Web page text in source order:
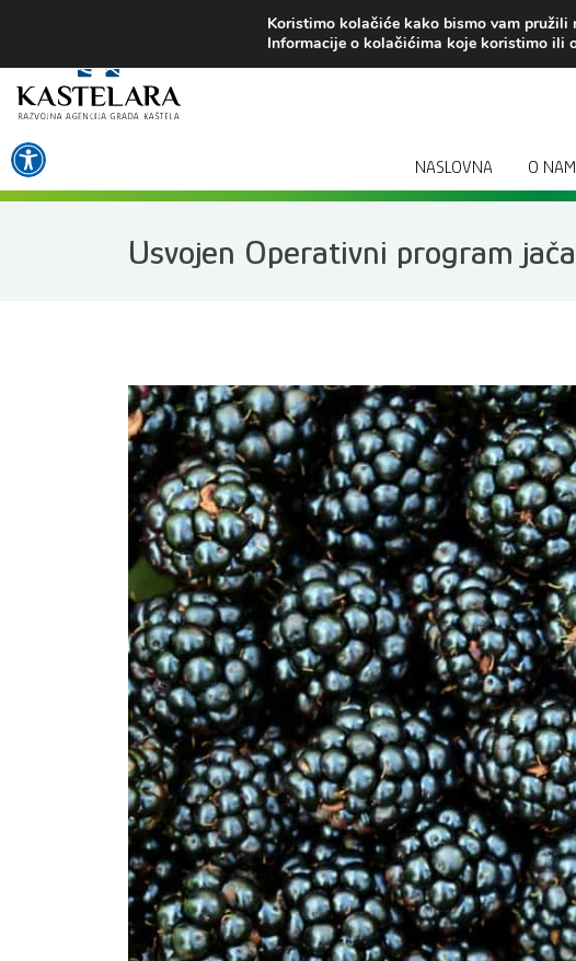
Open toolbar
sadržaj
NASLOVNA O
Usvojen Operativni program
Koristimo kolačiće kako bismo vam
Informacije o kolačićima koje koristimo ili